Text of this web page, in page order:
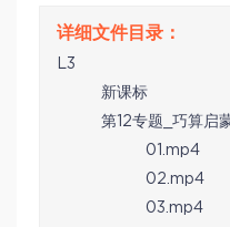
L3
新课标
第12专题_巧算启
01.mp4
02.mp4
03.mp4